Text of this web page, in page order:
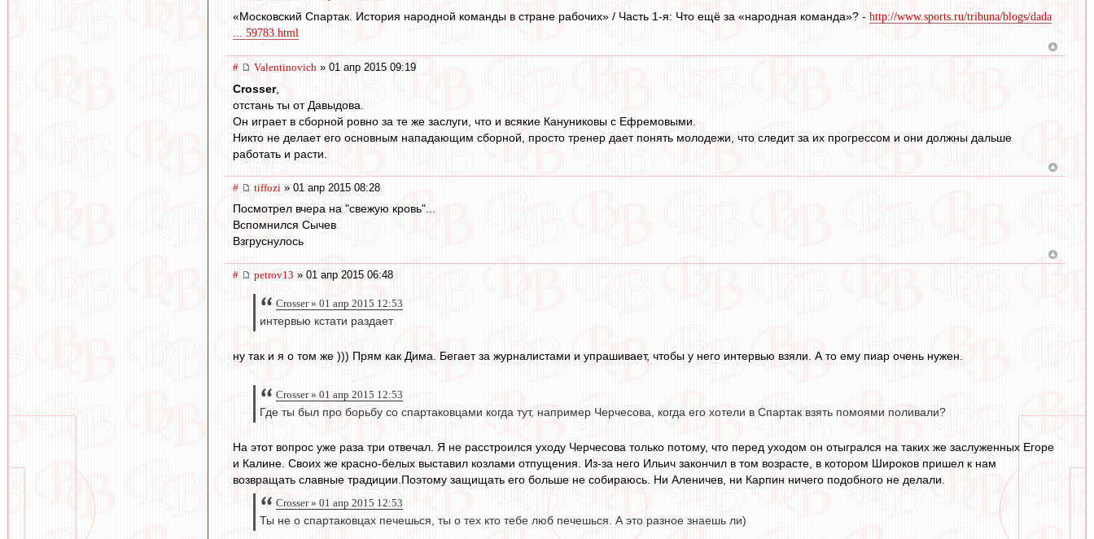
«Московский Спартак. История народной команды в стране рабочих» / Часть 1-я: Что ещё за «народная команда»? - http://www.sports.ru/tribuna/blogs/dada
... 59783.html
# Valentinovich » 01 апр 2015 09:19
Crosser,
отстань ты от Давыдова.
Он играет в сборной ровно за те же заслуги, что и всякие Кануниковы с Ефремовыми.
Никто не делает его основным нападающим сборной, просто тренер дает понять молодежи, что следит за их прогрессом и они должны дальше
работать и расти.
# tiffozi » 01 апр 2015 08:28
Посмотрел вчера на "свежую кровь"...
Вспомнился Сычев
Взгруснулось
# petrov13 » 01 апр 2015 06:48
Crosser » 01 апр 2015 12:53
интервью кстати раздает
ну так и я о том же ))) Прям как Дима. Бегает за журналистами и упрашивает, чтобы у него интервью взяли. А то ему пиар очень нужен.
Crosser » 01 апр 2015 12:53
Где ты был про борьбу со спартаковцами когда тут, например Черчесова, когда его хотели в Спартак взять помоями поливали?
На этот вопрос уже раза три отвечал. Я не расстроился уходу Черчесова только потому, что перед уходом он отыгрался на таких же заслуженных Егоре
и Калине. Своих же красно-белых выставил козлами отпущения. Из-за него Ильич закончил в том возрасте, в котором Широков пришел к нам
возвращать славные традиции.Поэтому защищать его больше не собираюсь. Ни Аленичев, ни Карпин ничего подобного не делали.
Crosser » 01 апр 2015 12:53
Ты не о спартаковцах печешься, ты о тех кто тебе люб печешься. А это разное знаешь ли)